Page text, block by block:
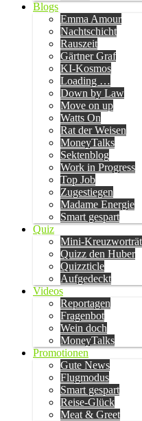
Blogs
Emma Amour
Nachtschicht
Rauszeit
Gärtner Graf
KI-Kosmos
Loading …
Down by Law
Move on up
Watts On
Rat der Weisen
MoneyTalks
Sektenblog
Work in Progress
Top Job
Zugestiegen
Madame Energie
Smart gespart
Quiz
Mini-
Quizz den Huber
Quizzticle
Aufgedeckt
Videos
Reportagen
Fragenbot
Wein doch
MoneyTalks
Promotionen
Gute News
Flugmodus
Smart gespart
Reise-Glück
Meat & Greet